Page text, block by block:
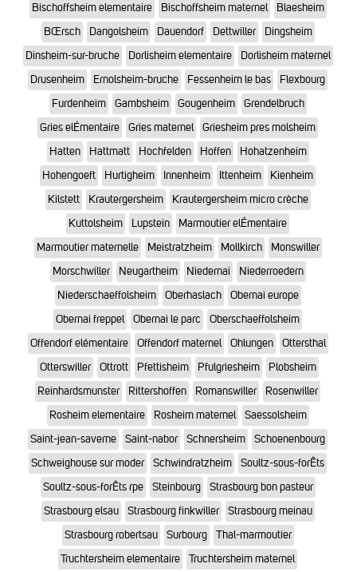
Bischoffsheim elementaire
Bischoffsheim maternel
Blaesheim
BŒrsch
Dangolsheim Dauendorf Dettwiller
Dingsheim
Dinsheim-sur-bruche
Dorlisheim elementaire
Dorlisheim maternel
Drusenheim
Ernolsheim-bruche Fessenheim le bas
Flexbourg
Furdenheim
Gambsheim Gougenheim
Grendelbruch
Gries elÉmentaire
Gries maternel
Griesheim pres molsheim
Hatten
Hattmatt Hochfelden Hoffen
Hohatzenheim
Hohengoeft
Hurtigheim Innenheim Ittenheim
Kienheim
Kilstett
Krautergersheim
Krautergersheim micro crèche
Kuttolsheim
Lupstein
Marmoutier elÉmentaire
Marmoutier maternelle
Meistratzheim Mollkirch
Monswiller
Morschwiller
Neugartheim Niedernai
Niederroedern
Niederschaeffolsheim
Oberhaslach
Obernai europe
Obernai freppel
Obernai le parc
Oberschaeffolsheim
Offendorf elémentaire
Offendorf maternel Ohlungen
Ottersthal
Otterswiller
Ottrott Pfettisheim Pfulgriesheim
Plobsheim
Reinhardsmunster
Rittershoffen Romanswiller
Rosenwiller
Rosheim elementaire
Rosheim maternel
Saessolsheim
Saint-jean-saverne
Saint-nabor Schnersheim
Schoenenbourg
Schweighouse sur moder
Schwindratzheim
Soultz-sous-forÊts
Soultz-sous-forÊts rpe
Steinbourg
Strasbourg bon pasteur
Strasbourg elsau
Strasbourg finkwiller
Strasbourg meinau
Strasbourg robertsau
Surbourg
Thal-marmoutier
Truchtersheim elementaire
Truchtersheim maternel